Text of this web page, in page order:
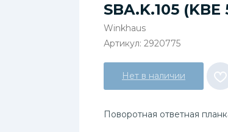
SBA.K.105 (KBE
Winkhaus
Артикул: 2920775
Нет в наличии
Поворотная ответная